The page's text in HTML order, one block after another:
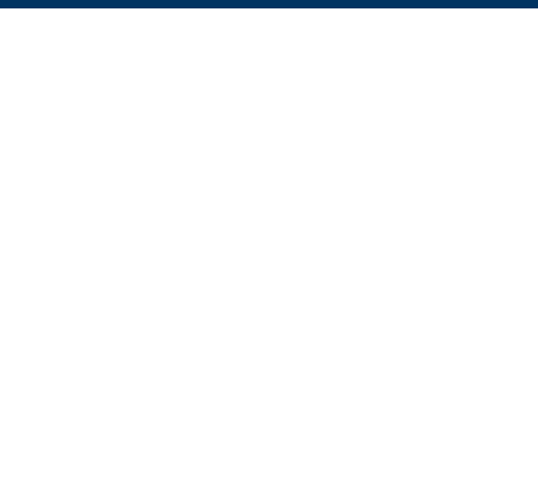
szczerą intencją w miejsca szczególnie wybrane przez